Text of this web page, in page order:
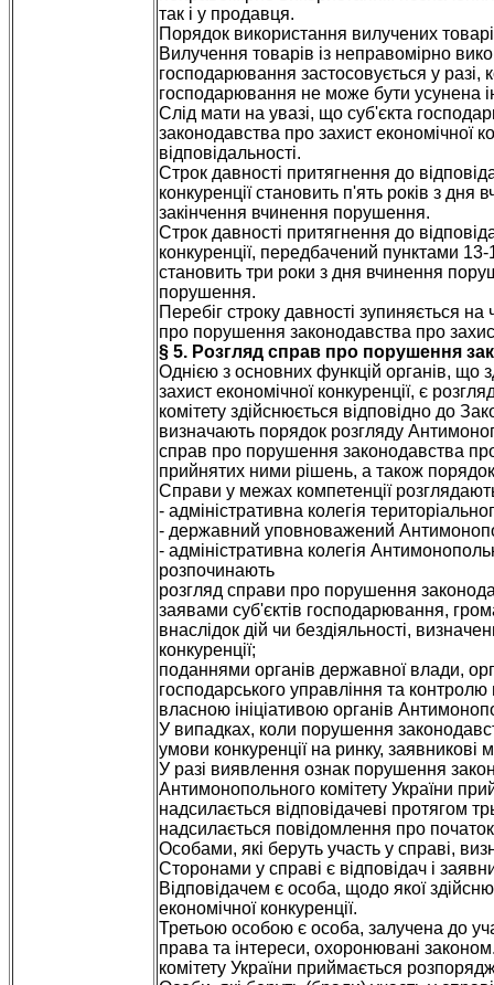
так і у продавця.
Порядок використання вилучених
Вилучення товарів із неправомірно
господарювання застосовується у разі,
господарювання не може бути усунена
Слід мати на увазі, що суб'єкта
законодавства про захист економічної
відповідальності.
Строк давності притягнення до
конкуренції становить п'ять років з
закінчення вчинення порушення.
Строк давності притягнення до
конкуренції, передбачений пунктами
становить три роки з дня вчинення
порушення.
Перебіг строку давності зупиняється
про порушення законодавства про
§ 5. Розгляд справ про порушення
Однією з основних функцій органів,
захист економічної конкуренції, є
комітету здійснюється відповідно до
визначають порядок розгляду
справ про порушення законодавства про
прийнятих ними рішень, а також
Справи у межах компетенції
- адміністративна колегія
- державний уповноважений
- адміністративна колегія
розпочинають
розгляд справи про порушення
заявами суб'єктів господарювання,
внаслідок дій чи бездіяльності,
конкуренції;
поданнями органів державної влади,
господарського управління та
власною ініціативою органів
У випадках, коли порушення
умови конкуренції на ринку,
У разі виявлення ознак порушення
Антимонопольного комітету України
надсилається відповідачеві протягом
надсилається повідомлення про
Особами, які беруть участь у справі,
Сторонами у справі є відповідач і
Відповідачем є особа, щодо якої
економічної конкуренції.
Третьою особою є особа, залучена до
права та інтереси, охоронювані
комітету України приймається